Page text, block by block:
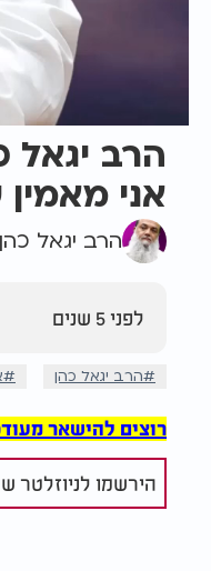
הרב יגאל
אני
הרב יגאל כהן
לפני 5 שנים
הרב יגאל כהן
רוצים להישאר
הירשמו לניוזלטר